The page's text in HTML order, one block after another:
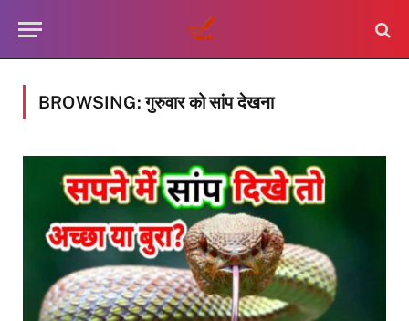
BROWSING:गुरुवार को सांप देखना